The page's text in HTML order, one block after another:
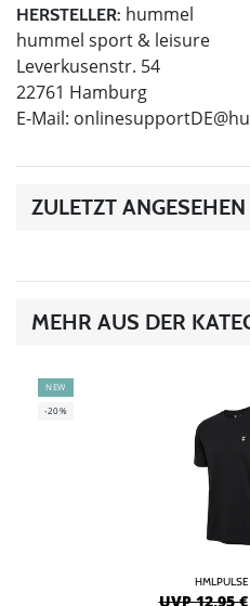
HERSTELLER: hummel
hummel sport & leisure
Leverkusenstr. 54
22761 Hamburg
E-Mail:
ZULETZT ANGESEHEN
MEHR AUS DER
NEW
-20%
UVP 12,95 €